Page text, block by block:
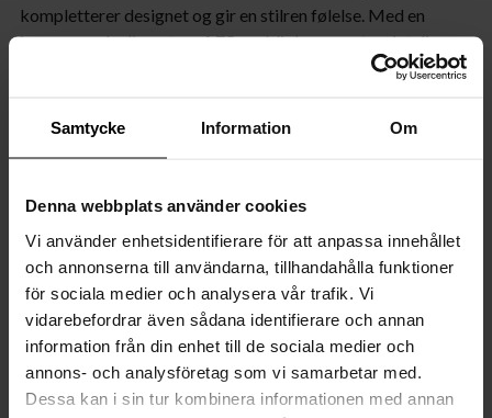
Samtycke Information Om
Denna webbplats använder cookies
Vi använder enhetsidentifierare för att anpassa innehållet
och annonserna till användarna, tillhandahålla funktioner
för sociala medier och analysera vår trafik. Vi
vidarebefordrar även sådana identifierare och annan
information från din enhet till de sociala medier och
annons- och analysföretag som vi samarbetar med.
Dessa kan i sin tur kombinera informationen med annan
kompletterer designet og gir en stilren følelse. Med en
imponerende diameter på 75 cm blir Lynx en stor detalj som
Produktspesifikasjoner
Funksjoner
Dimensjoner
Kabel
Skjerm